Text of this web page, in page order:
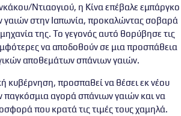
Ντιαογιού, η Κίνα επέβαλε εμπάργκο
στην Ιαπωνία, προκαλώντας σοβαρά
της. Το γεγονός αυτό θορύβησε τις
να αποδοθούν σε μια προσπάθεια
αποθεμάτων σπάνιων γαιών.
κυβέρνηση, προσπαθεί να θέσει εκ νέου
παγκόσμια αγορά σπάνιων γαιών και να
που κρατά τις τιμές τους χαμηλά.